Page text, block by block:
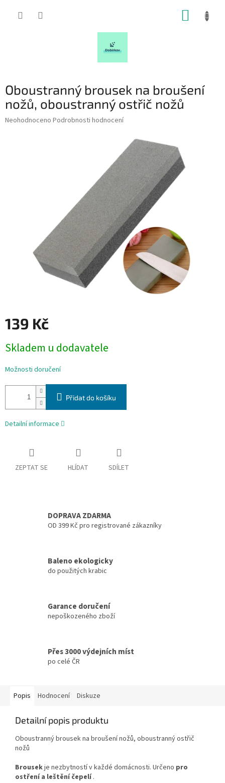
Oboustranný brousek na broušení
nožů, oboustranný ostřič nožů
Průměrné
Neohodnoceno Podrobnosti hodnocení
139 Kč
cena:
Skladem u dodavatele
Možnosti doručení
Přidat do košíku
Detailní informace
ZEPTAT SE HLÍDAT SDÍLET
DOPRAVA ZDARMA
OD 399 Kč pro registrované zákazníky
Baleno ekologicky
do použitých krabic
Garance doručení
nepoškozeného zboží
Přes 3000 výdejních míst
po celé ČR
Popis Hodnocení Diskuze
Detailní popis produktu
Oboustranný brousek na broušení nožů, oboustranný ostřič
nožů
Brousekje nezbytností v každé domácnosti. Určeno pro
ostření a leštění čepelí.